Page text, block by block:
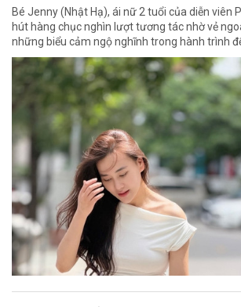
Bé Jenny (Nhật Hạ), ái nữ 2 tuổi của diễn viên
hút hàng chục nghìn lượt tương tác nhờ vẻ
những biểu cảm ngộ nghĩnh trong hành trình